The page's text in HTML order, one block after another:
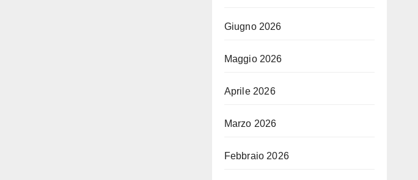
Giugno 2026
Maggio 2026
Aprile 2026
Marzo 2026
Febbraio 2026